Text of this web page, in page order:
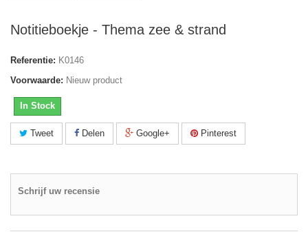
Notitieboekje - Thema zee & strand
Referentie: K0146
Voorwaarde: Nieuw product
In Stock
Tweet Delen Google+ Pinterest
Schrijf uw recensie